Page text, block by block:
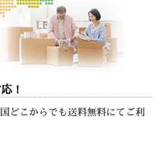
！
どこからでも送料無料にてご利